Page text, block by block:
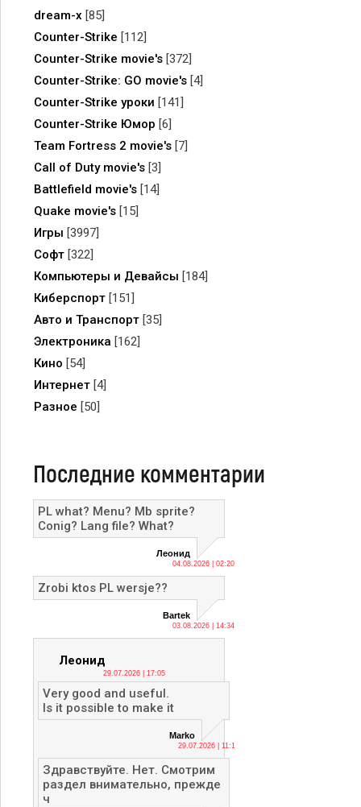
dream-x [85]
Counter-Strike [112]
Counter-Strike movie's [372]
Counter-Strike: GO movie's [4]
Counter-Strike уроки [141]
Counter-Strike Юмор [6]
Team Fortress 2 movie's [7]
Call of Duty movie's [3]
Battlefield movie's [14]
Quake movie's [15]
Игры [3997]
Софт [322]
Компьютеры и Девайсы [184]
Киберспорт [151]
Авто и Транспорт [35]
Электроника [162]
Кино [54]
Интернет [4]
Разное [50]
Последние комментарии
PL what? Menu? Mb sprite?
Conig? Lang file? What?
Леонид
04.08.2026 | 02:20
Zrobi ktos PL wersje??
Bartek
03.08.2026 | 14:34
Леонид
29.07.2026 | 17:05
Very good and useful.
Is it possible to make it
Marko
29.07.2026 | 11:13
Здравствуйте. Нет. Смотрим
раздел внимательно, прежде
ч